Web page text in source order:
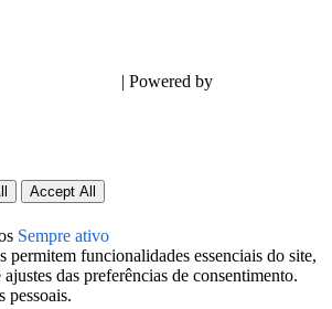
| Powered by
Accept All
Sempre ativo
permitem funcionalidades essenciais do site,
das preferências de consentimento.
pessoais.